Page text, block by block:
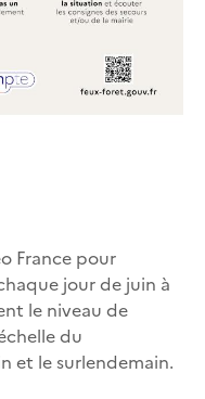
France pour
jour de juin à
le niveau de
du
et le surlendemain.